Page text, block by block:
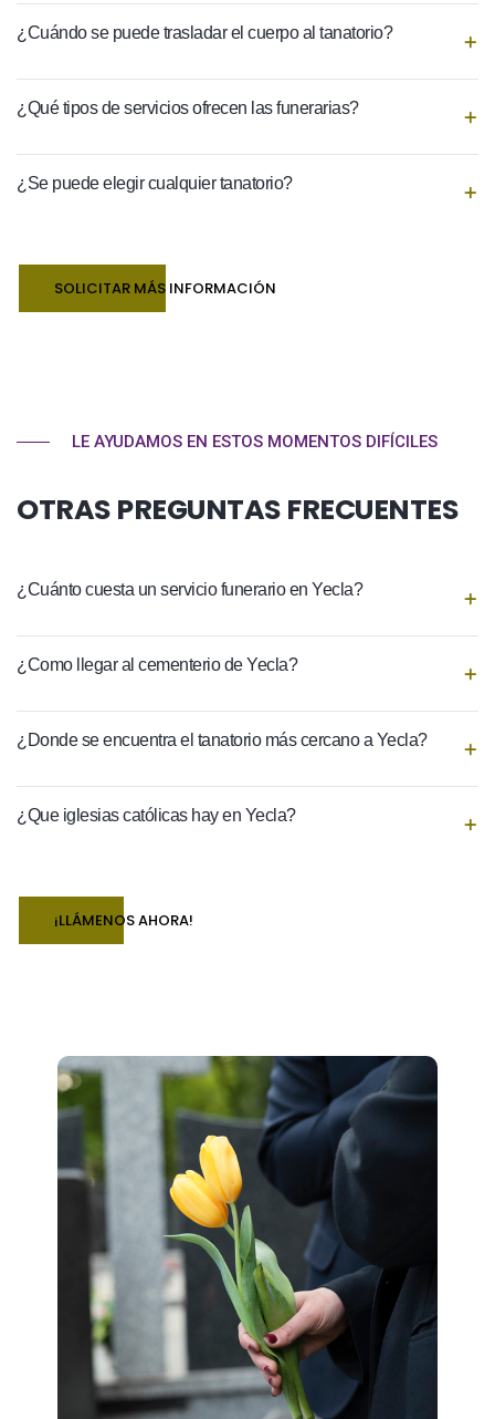
¿Cuándo se puede trasladar el cuerpo al tanatorio?
¿Qué tipos de servicios ofrecen las funerarias?
¿Se puede elegir cualquier tanatorio?
SOLICITAR MÁS INFORMACIÓN
LE AYUDAMOS EN ESTOS MOMENTOS DIFÍCILES
OTRAS PREGUNTAS FRECUENTES
¿Cuánto cuesta un servicio funerario en Yecla?
¿Como llegar al cementerio de Yecla?
¿Donde se encuentra el tanatorio más cercano a Yecla?
¿Que iglesias católicas hay en Yecla?
¡LLÁMENOS AHORA!